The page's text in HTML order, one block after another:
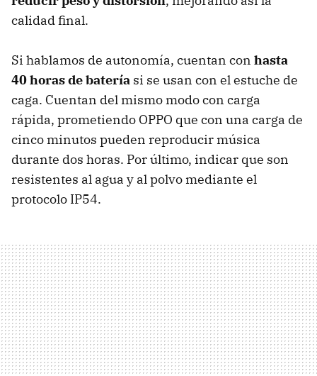
calidad final.
Si hablamos de autonomía, cuentan con hasta
40 horas de batería si se usan con el estuche de
caga. Cuentan del mismo modo con carga
rápida, prometiendo OPPO que con una carga de
cinco minutos pueden reproducir música
durante dos horas. Por último, indicar que son
resistentes al agua y al polvo mediante el
protocolo IP54.